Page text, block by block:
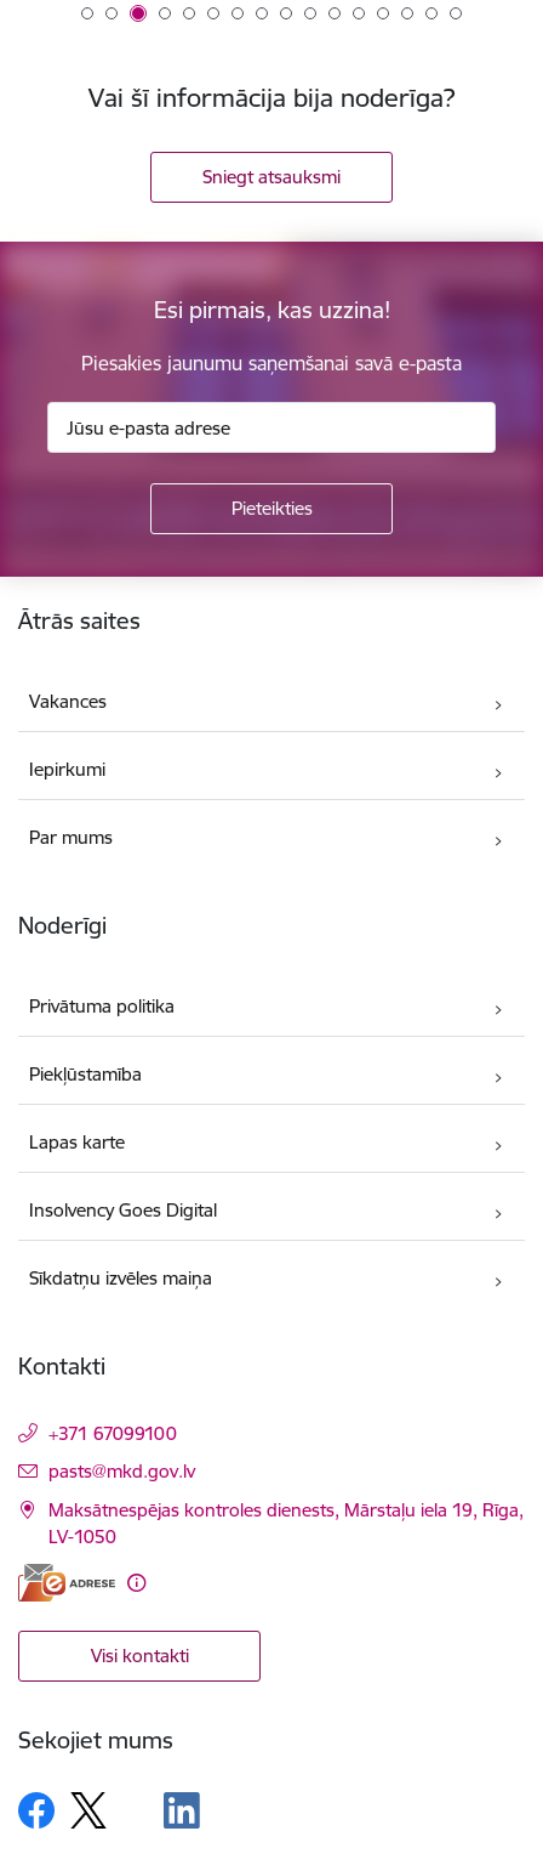
Vai šī informācija bija noderīga?
Sniegt atsauksmi
Esi pirmais, kas uzzina!
Piesakies jaunumu saņemšanai savā e-pasta
Ātrās saites
Vakances
Iepirkumi
Par mums
Noderīgi
Privātuma politika
Piekļūstamība
Lapas karte
Insolvency Goes Digital
Sīkdatņu izvēles maiņa
Kontakti
+371 67099100
E-pasts:
pasts@mkd.gov.lv
Maksātnespējas kontroles dienests, Mārstaļu iela 19, Rīga,
LV-1050
Visi kontakti
Sekojiet mums